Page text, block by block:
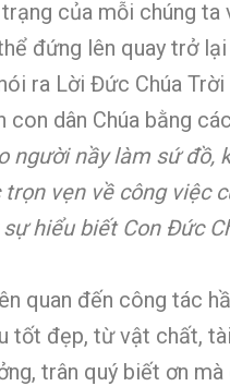
của mỗi chúng
đứng lên quay trở
ra Lời Đức Chúa
dân Chúa bằng
người nầy làm sứ
vẹn về công việc
hiểu biết Con Đức
quan đến công tác
tốt đẹp, từ vật chất,
trân quý biết ơn